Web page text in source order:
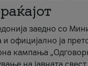
заедно со
и официјално ја
кампања